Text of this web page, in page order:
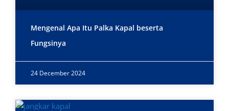
Mengenal Apa Itu Palka Kapal beserta
Fungsinya
24 December 2024